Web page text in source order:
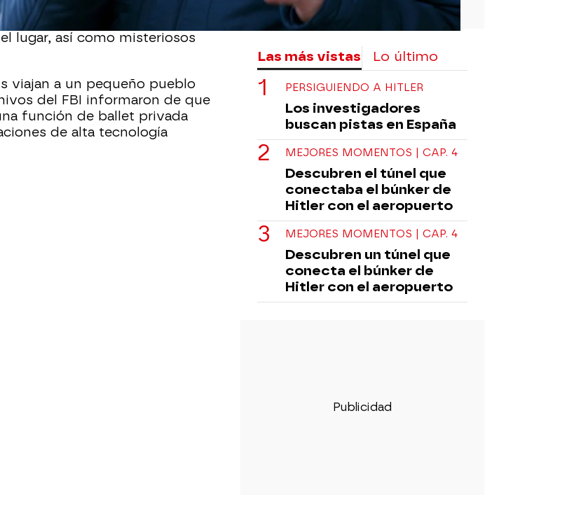
desaparecido y descubre
lugar, así como misteriosos
viajan a un pequeño pueblo
del FBI informaron de que
función de ballet privada
de alta tecnología
Las más vistas Lo último
PERSIGUIENDO A HITLER
Los investigadores
buscan pistas en España
MEJORES MOMENTOS | CAP. 4
Descubren el túnel que
conectaba el búnker de
Hitler con el aeropuerto
MEJORES MOMENTOS | CAP. 4
Descubren un túnel que
conecta el búnker de
Hitler con el aeropuerto